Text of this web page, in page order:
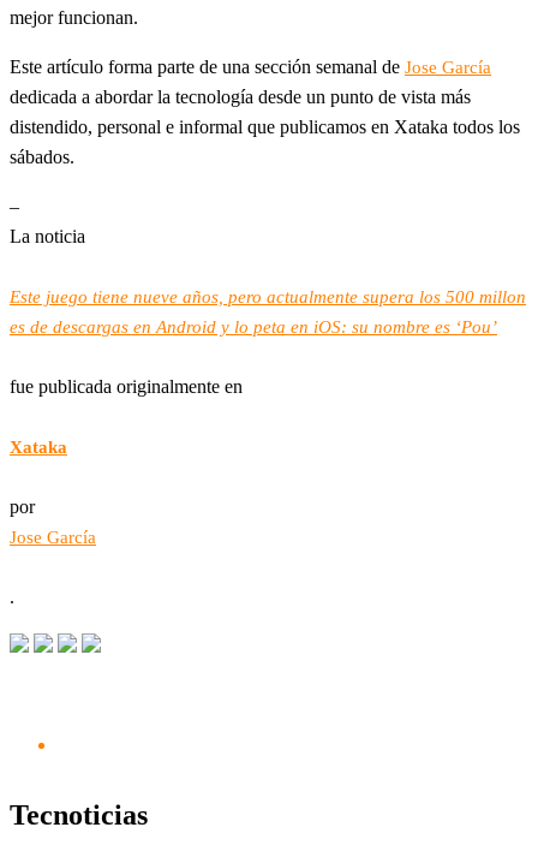
mejor funcionan.
Este artículo forma parte de una sección semanal de Jose García
dedicada a abordar la tecnología desde un punto de vista más
distendido, personal e informal que publicamos en Xataka todos los
sábados.
–
La noticia
Este juego tiene nueve años, pero actualmente supera los 500 millon
es de descargas en Android y lo peta en iOS: su nombre es ‘Pou’
fue publicada originalmente en
Xataka
por
Jose García
.
Tecnoticias